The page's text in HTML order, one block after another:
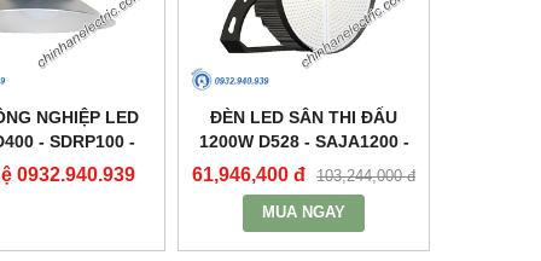
NGHIỆP LED
- SDRP100 -
DUHAL
0932.940.939
ĐÈN LED SÂN THI ĐẤU
1200W D528 - SAJA1200 -
DUHAL
61,946,400 đ 103,244,000 đ
MUA NGAY